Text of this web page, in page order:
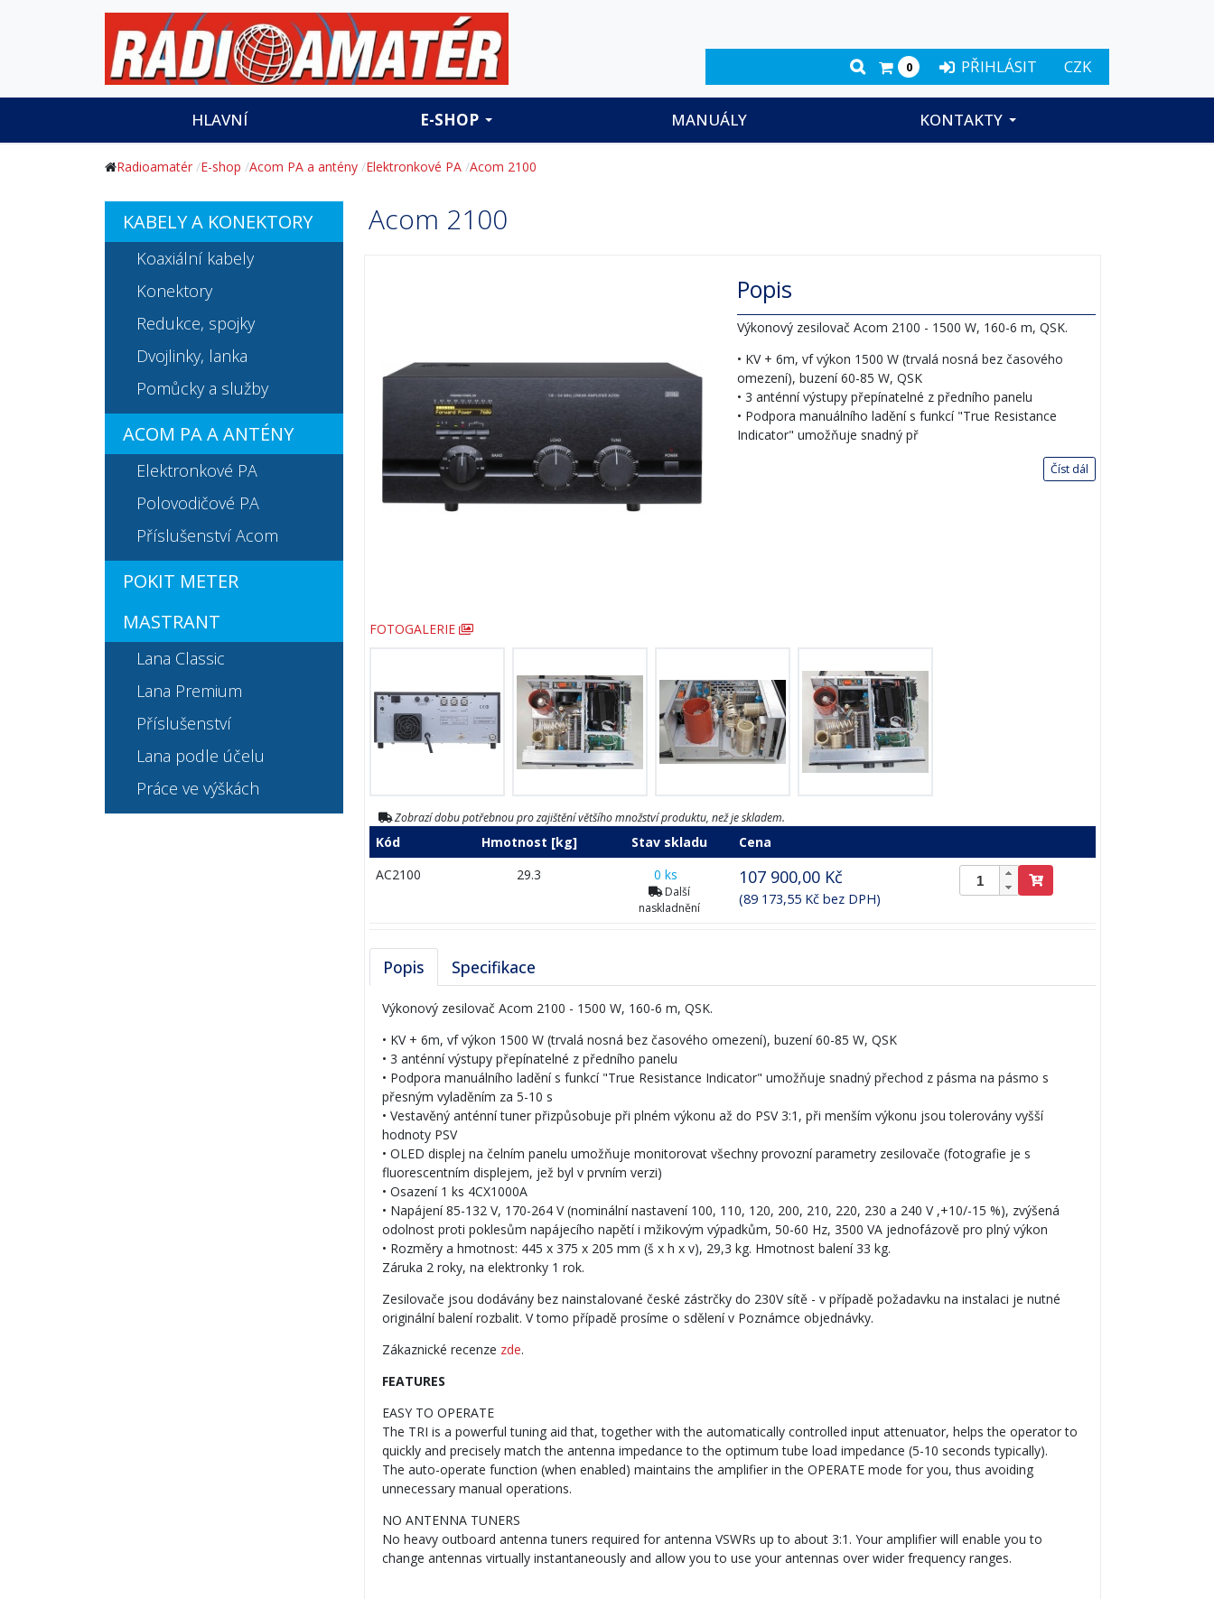
CZK
PŘIHLÁSIT
0
HLAVNÍ E-SHOP MANUÁLY KONTAKTY
Radioamatér E-shop Acom PA a antény Elektronkové PA Acom 2100
Acom 2100
FOTOGALERIE
Popis
Výkonový zesilovač Acom 2100 - 1500 W, 160-6 m, QSK.
• KV + 6m, vf výkon 1500 W (trvalá nosná bez časového
omezení), buzení 60-85 W, QSK
• 3 anténní výstupy přepínatelné z předního panelu
• Podpora manuálního ladění s funkcí "True Resistance
Indicator" umožňuje snadný př
Číst dál
Zobrazí dobu potřebnou pro zajištění většího množství produktu, než je skladem.
Kód Hmotnost [kg] Stav skladu
Cena
AC2100
29.3 0 ks
Další
naskladnění
107 900,00 Kč
(89 173,55 Kč bez DPH)
Popis Specifikace
Výkonový zesilovač Acom 2100 - 1500 W, 160-6 m, QSK.
• KV + 6m, vf výkon 1500 W (trvalá nosná bez časového omezení), buzení 60-85 W, QSK
• 3 anténní výstupy přepínatelné z předního panelu
• Podpora manuálního ladění s funkcí "True Resistance Indicator" umožňuje snadný přechod z pásma na pásmo s
přesným vyladěním za 5-10 s
• Vestavěný anténní tuner přizpůsobuje při plném výkonu až do PSV 3:1, při menším výkonu jsou tolerovány vyšší
hodnoty PSV
• OLED displej na čelním panelu umožňuje monitorovat všechny provozní parametry zesilovače (fotografie je s
fluorescentním displejem, jež byl v prvním verzi)
• Osazení 1 ks 4CX1000A
• Napájení 85-132 V, 170-264 V (nominální nastavení 100, 110, 120, 200, 210, 220, 230 a 240 V ,+10/-15 %), zvýšená
odolnost proti poklesům napájecího napětí i mžikovým výpadkům, 50-60 Hz, 3500 VA jednofázově pro plný výkon
• Rozměry a hmotnost: 445 x 375 x 205 mm (š x h x v), 29,3 kg. Hmotnost balení 33 kg.
Záruka 2 roky, na elektronky 1 rok.
Zesilovače jsou dodávány bez nainstalované české zástrčky do 230V sítě - v případě požadavku na instalaci je nutné
originální balení rozbalit. V tomo případě prosíme o sdělení v Poznámce objednávky.
Zákaznické recenze zde.
FEATURES
EASY TO OPERATE
The TRI is a powerful tuning aid that, together with the automatically controlled input attenuator, helps the operator to
quickly and precisely match the antenna impedance to the optimum tube load impedance (5-10 seconds typically).
The auto-operate function (when enabled) maintains the amplifier in the OPERATE mode for you, thus avoiding
unnecessary manual operations.
NO ANTENNA TUNERS
No heavy outboard antenna tuners required for antenna VSWRs up to about 3:1. Your amplifier will enable you to
change antennas virtually instantaneously and allow you to use your antennas over wider frequency ranges.
KABELY A KONEKTORY
Koaxiální kabely
Konektory
Redukce, spojky
Dvojlinky, lanka
Pomůcky a služby
ACOM PA A ANTÉNY
Elektronkové PA
Polovodičové PA
Příslušenství Acom
POKIT METER
MASTRANT
Lana Classic
Lana Premium
Příslušenství
Lana podle účelu
Práce ve výškách